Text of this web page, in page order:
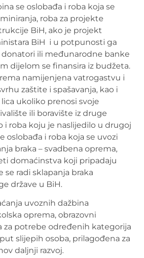
se oslobađa i roba koja se
roba za projekte
BiH, ako je projekt
BiH i u potpunosti ga
donatori ili međunarodne banke
dijelom se finansira iz budžeta.
namijenjena vatrogastvu i
zaštite i spašavanja, kao i
ukoliko prenosi svoje
ili boravište iz druge
i roba koju je naslijedilo u drugoj
oslobađa i roba koja se uvozi
braka – svadbena oprema,
domaćinstva koji pripadaju
se radi sklapanja braka
države u BiH.
uvoznih dažbina
oprema, obrazovni
za potrebe određenih kategorija
slijepih osoba, prilagođena za
daljnji razvoj.